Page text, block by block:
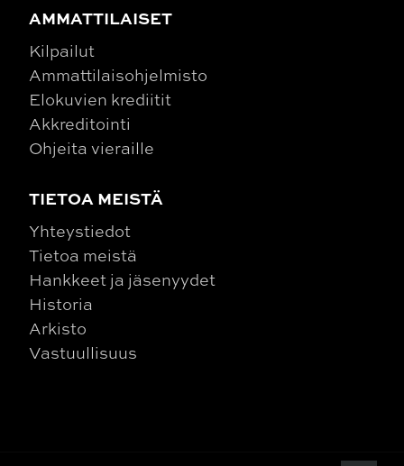
AMMATTILAISET
Kilpailut
Ammattilaisohjelmisto
Elokuvien krediitit
Akkreditointi
Ohjeita vieraille
TIETOA MEISTÄ
Yhteystiedot
Tietoa meistä
Hankkeet ja jäsenyydet
Historia
Arkisto
Vastuullisuus